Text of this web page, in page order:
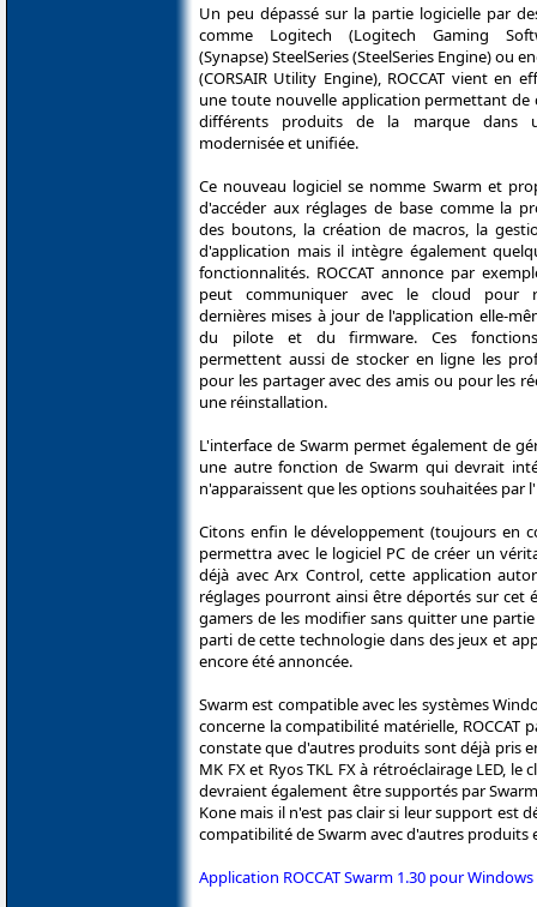
Un peu dépassé sur la partie logicielle par
comme Logitech (Logitech Gaming
(Synapse) SteelSeries (SteelSeries Engine) ou
(CORSAIR Utility Engine), ROCCAT vient en
une toute nouvelle application permettant de
différents produits de la marque dans
modernisée et unifiée.
Ce nouveau logiciel se nomme Swarm et
d'accéder aux réglages de base comme la
des boutons, la création de macros, la
d'application mais il intègre également
fonctionnalités. ROCCAT annonce par
peut communiquer avec le cloud pour
dernières mises à jour de l'application elle-
du pilote et du firmware. Ces fonctions
permettent aussi de stocker en ligne les
pour les partager avec des amis ou pour les
une réinstallation.
L'interface de Swarm permet également de
une autre fonction de Swarm qui devrait
n'apparaissent que les options souhaitées
Citons enfin le développement (toujours en
permettra avec le logiciel PC de créer un
déjà avec Arx Control, cette application
réglages pourront ainsi être déportés sur cet
gamers de les modifier sans quitter une
parti de cette technologie dans des jeux et
encore été annoncée.
Swarm est compatible avec les systèmes
concerne la compatibilité matérielle,
constate que d'autres produits sont déjà pris
MK FX et Ryos TKL FX à rétroéclairage LED,
devraient également être supportés par
Kone mais il n'est pas clair si leur support est
compatibilité de Swarm avec d'autres
Application ROCCAT Swarm 1.30 pour